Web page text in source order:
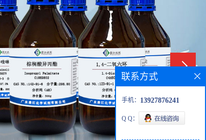
联系方式
手机： 13927876241
Q Q：